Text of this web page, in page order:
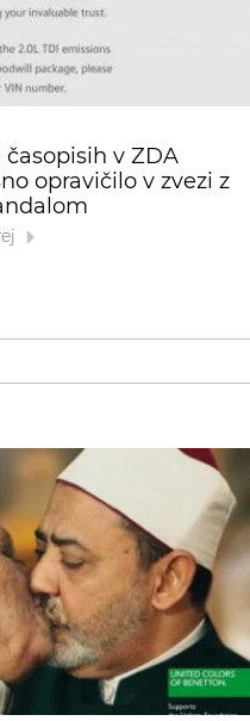
v ZDA
opravičilo v zvezi z